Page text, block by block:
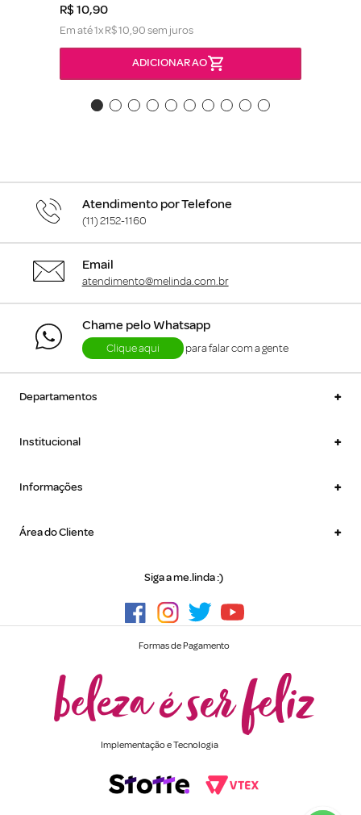
R$10,90
Em até1xR$10,90sem juros
ADICIONAR AO
Atendimento por Telefone
(11) 2152-1160
Email
atendimento@melinda.com.br
Chame pelo Whatsapp
Clique aqui para falar com a gente
Departamentos +
Institucional +
Informações +
Área do Cliente +
Siga a me.linda :)
Formas de Pagamento
Implementação e Tecnologia